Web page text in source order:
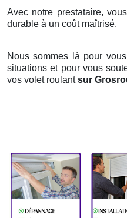
Avec notre prestataire,
durable à un coût maîtrisé.
Nous sommes là pour
situations et pour vous
vos volet roulantsur